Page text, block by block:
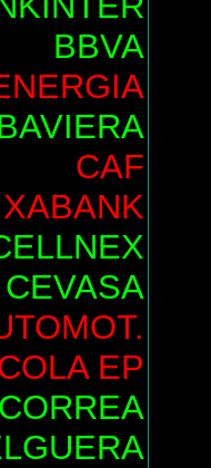
BBVA
CAF
CEVASA
EP
CORREA